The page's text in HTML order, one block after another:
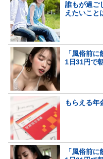
誰もが過ご
えたいこ
「風俗前
1日31円で
もらえる年
「風俗前